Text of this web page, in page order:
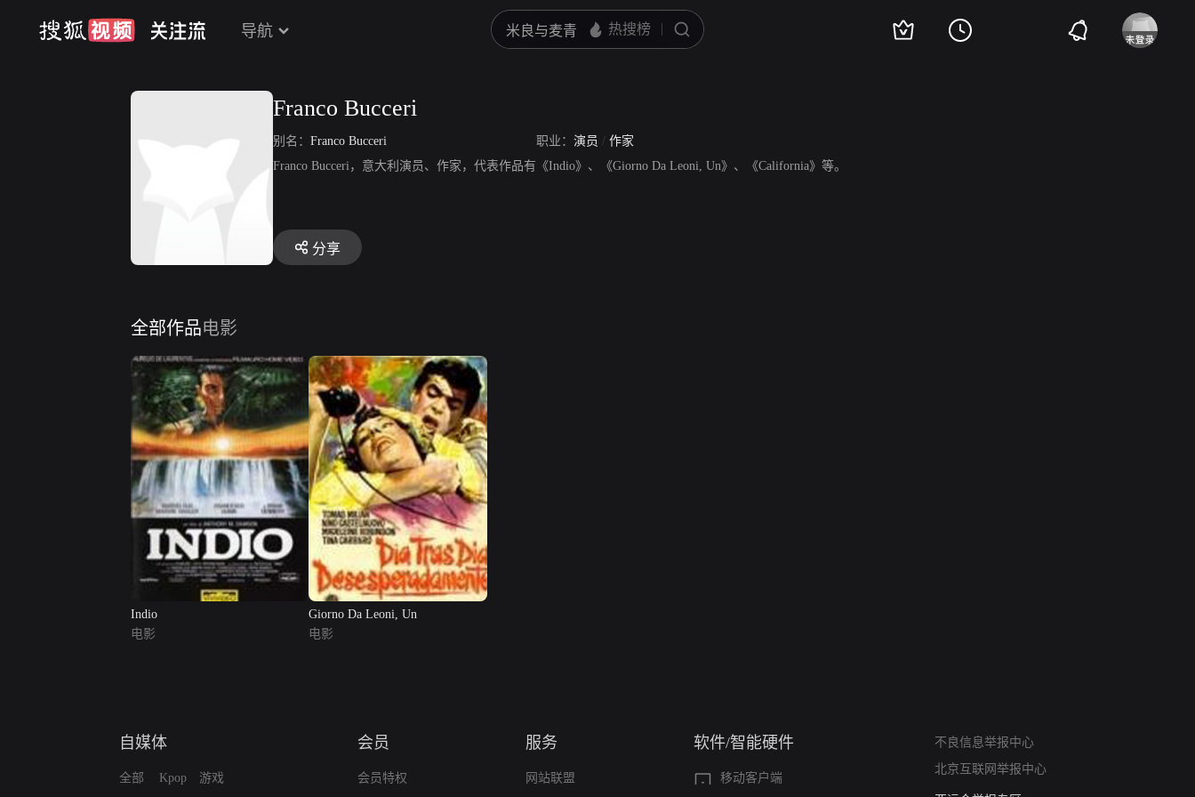
导航
Franco Bucceri
别名： Franco Bucceri 职业： 演员 / 作家
Franco Bucceri，意大利演员、作家，代表作品有《Indio》、《Giorno Da Leoni, Un》、《California》等。
分享
全部作品电影
Indio
电影
Giorno Da Leoni, Un
电影
自媒体
全部 Kpop 游戏
会员
会员特权
服务
网站联盟
软件/智能硬件
移动客户端
不良信息举报中心
北京互联网举报中心
算法推荐专项举报